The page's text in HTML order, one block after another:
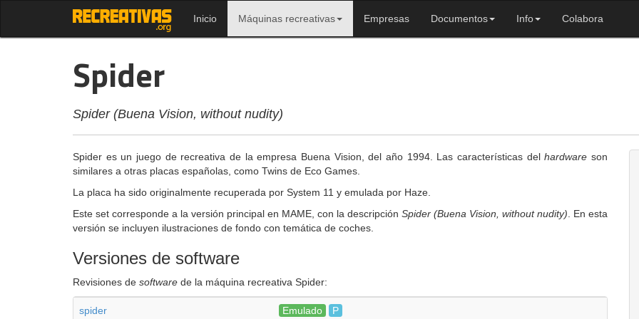
Inicio Máquinas recreativas Empresas Documentos Info Colabora
Spider
Spider (Buena Vision, without nudity)
Spider es un juego de recreativa de la empresa Buena Vision, del año 1994. Las características delhardware son
similares a otras placas españolas, como Twins de Eco Games.
La placa ha sido originalmente recuperada por System 11 y emulada por Haze.
Este set corresponde a la versión principal en MAME, con la descripción Spider (Buena Vision, without nudity) . En esta
versión se incluyen ilustraciones de fondo con temática de coches.
Versiones de software
Revisiones de software de la máquina recreativa Spider:
spider Emulado P